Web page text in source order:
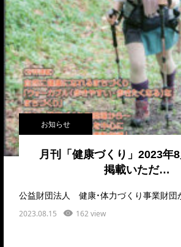
お知らせ
月刊「健康づくり」2023年
掲載いただ…
2023.08.15 162 view